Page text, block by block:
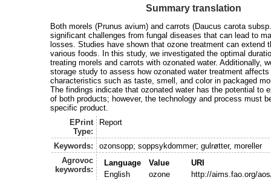
Summary translation
Both morels (Prunus avium) and carrots (Daucus carota
significant challenges from fungal diseases that can lead to
losses. Studies have shown that ozone treatment can extend
various foods. In this study, we investigated the optimal
treating morels and carrots with ozonated water. Additionally,
storage study to assess how ozonated water treatment
characteristics such as taste, smell, and color in packaged
The findings indicate that ozonated water has the potential to
of both products; however, the technology and process must
specific product.
EPrint
Type:
Report
Keywords:
ozonsopp; soppsykdommer; gulrøtter, moreller
Agrovoc
keywords:
Language Value
URI
English
ozone
http://aims.fao.org/